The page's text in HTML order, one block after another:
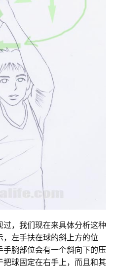
过，我们现在来具体分析这种
左手扶在球的斜上方的位
腕部位会有一个斜向下的压
球固定在右手上，而且和其